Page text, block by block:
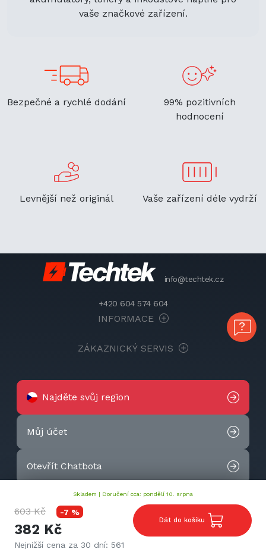
Skladem | Doručení cca: pondělí 10. srpna
603 Kč -7 %
382 Kč
Nejnižší cena za 30 dní: 561
Dát do košíku
vaše značkové zařízení.
Bezpečné a rychlé dodání
99% pozitivních
hodnocení
Levnější než originál Vaše zařízení déle vydrží
info@techtek.cz
+420 604 574 604
INFORMACE
ZÁKAZNICKÝ SERVIS
Najděte svůj region
Můj účet
Otevřít Chatbota
2026 © Techtek. All rights reserved.